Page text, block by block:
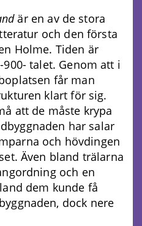
är en av de stora
och den första
Holme. Tiden är
talet. Genom att i
får man
klart för sig.
att de måste krypa
har salar
och hövdingen
Även bland trälarna
och en
dem kunde få
dock nere